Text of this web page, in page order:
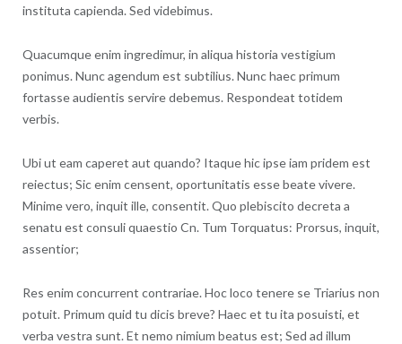
instituta capienda. Sed videbimus.
Quacumque enim ingredimur, in aliqua historia vestigium
ponimus. Nunc agendum est subtilius. Nunc haec primum
fortasse audientis servire debemus. Respondeat totidem
verbis.
Ubi ut eam caperet aut quando? Itaque hic ipse iam pridem est
reiectus; Sic enim censent, oportunitatis esse beate vivere.
Minime vero, inquit ille, consentit. Quo plebiscito decreta a
senatu est consuli quaestio Cn. Tum Torquatus: Prorsus, inquit,
assentior;
Res enim concurrent contrariae. Hoc loco tenere se Triarius non
potuit. Primum quid tu dicis breve? Haec et tu ita posuisti, et
verba vestra sunt. Et nemo nimium beatus est; Sed ad illum